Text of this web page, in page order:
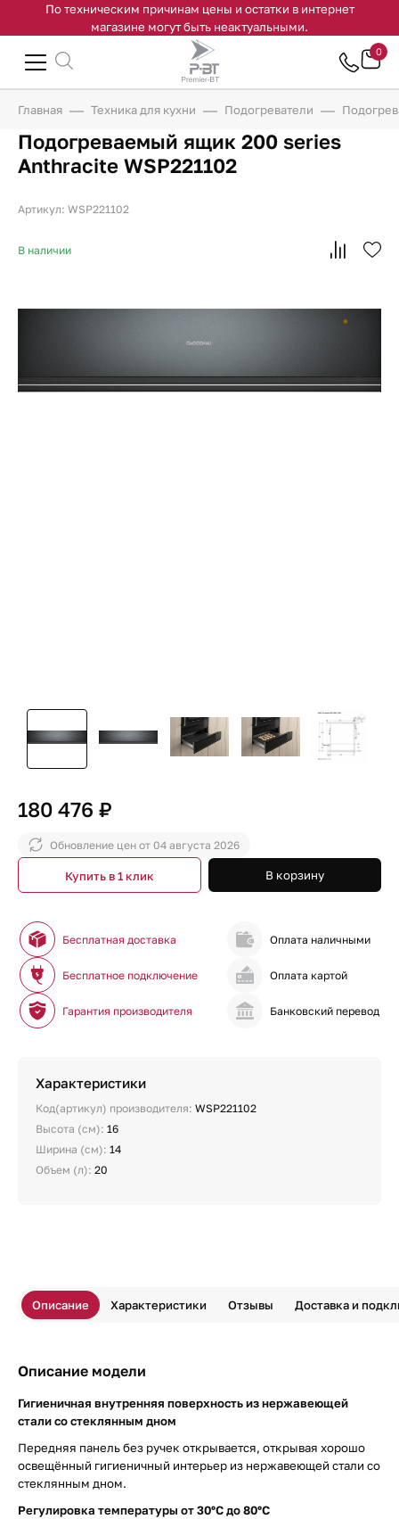
По техническим причинам цены и остатки в интернет
магазине могут быть неактуальными.
0
Главная Техника для кухни Подогреватели
Подогреваемый ящик 200 series
Anthracite WSP221102
Артикул: WSP221102
В наличии
180 476 ₽
Обновление цен от 04 августа 2026
В корзину
Купить в 1 клик
Бесплатная доставка
Бесплатное подключение
Гарантия производителя
Оплата наличными
Оплата картой
Банковский перевод
Характеристики
Код(артикул) производителя: WSP221102
Высота (см): 16
Ширина (см): 14
Объем (л): 20
Описание Характеристики Отзывы Доставка и
Описание модели
Гигиеничная внутренняя поверхность из нержавеющей
стали со стеклянным дном
Передняя панель без ручек открывается, открывая хорошо
освещённый гигиеничный интерьер из нержавеющей стали со
стеклянным дном.
Регулировка температуры от 30°С до 80°С